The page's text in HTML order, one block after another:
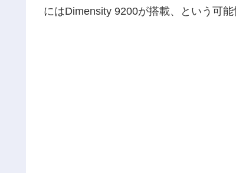
にはDimensity 9200が搭載、という可